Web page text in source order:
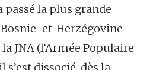
passé la plus grande
et-Herzégovine
JNA (l’Armée Populaire